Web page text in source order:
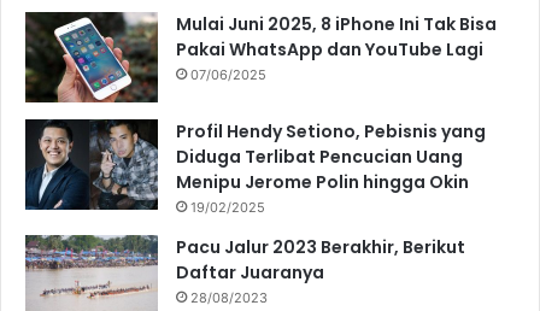
Mulai Juni 2025, 8 iPhone Ini Tak Bisa
Pakai WhatsApp dan YouTube Lagi
07/06/2025
Profil Hendy Setiono, Pebisnis yang
Diduga Terlibat Pencucian Uang
Menipu Jerome Polin hingga Okin
19/02/2025
Pacu Jalur 2023 Berakhir, Berikut
Daftar Juaranya
28/08/2023